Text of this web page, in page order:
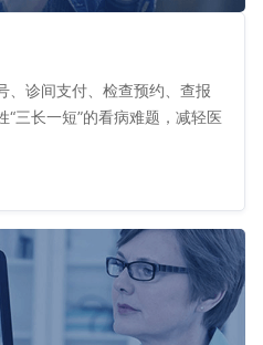
、诊间支付、检查预约、查报
三长一短”的看病难题，减轻医